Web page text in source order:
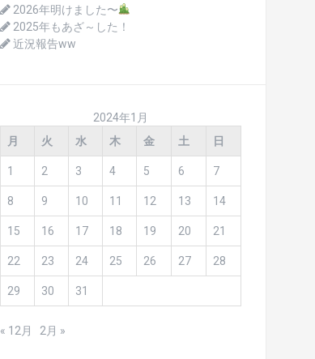
2026年明けました〜
2025年もあざ～した！
近況報告ww
2024年1月
月
火 水 木 金 土 日
1 2 3 4 5 6 7
8 9 10 11 12 13 14
15 16 17 18 19 20 21
22 23 24 25 26 27 28
29 30 31
« 12月 2月 »